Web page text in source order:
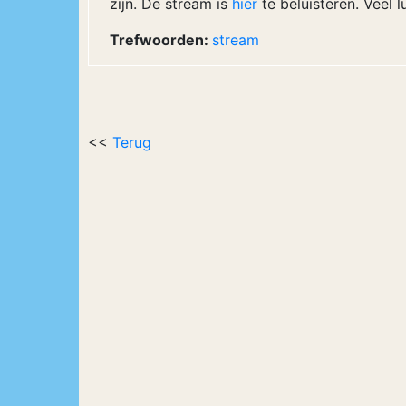
zijn. De stream is hier te beluisteren. Veel
Trefwoorden: stream
<< Terug